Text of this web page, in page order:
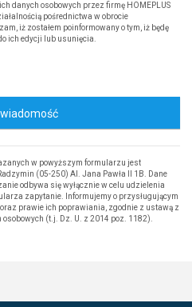
danych osobowych przez firmę HOMEPLUS
pośrednictwa w obrocie
iż zostałem poinformowany o tym, iż będę
ich edycji lub usunięcia.
w powyższym formularzu jest
(05-250) Al. Jana Pawła II 1B. Dane
odbywa się wyłącznie w celu udzielenia
zapytanie. Informujemy o przysługującym
prawie ich poprawiania, zgodnie z ustawą z
(t.j. Dz. U. z 2014 poz. 1182).